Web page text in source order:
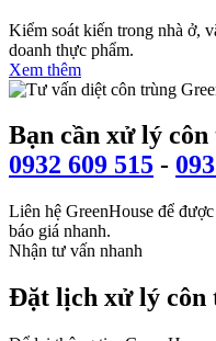
Kiểm soát kiến trong nhà ở,
doanh thực phẩm.
Xem thêm
Bạn cần xử lý
0932 609 515 -
Liên hệ GreenHouse để
báo giá nhanh.
Nhận tư vấn nhanh
Đặt lịch xử lý côn